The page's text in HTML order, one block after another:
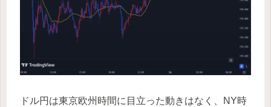
ドル円は東京欧州時間に目立った動きはなく、NY時